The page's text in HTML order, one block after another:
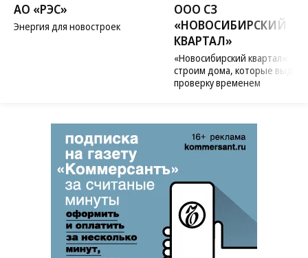
АО «РЭС»
Энергия для новостроек
ООО СЗ
«НОВОСИБИРСКИЙ
КВАРТАЛ»
«Новосибирский квартал»:
строим дома, которые
проверку временем